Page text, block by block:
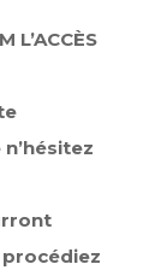
L’ACCÈS